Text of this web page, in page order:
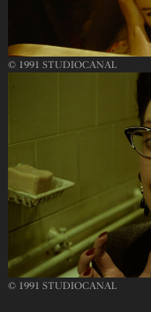
© 1991 STUDIOCANAL
© 1991 STUDIOCANAL